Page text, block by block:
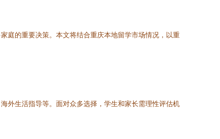
庭的重要决策。本文将结合重庆本地留学市场情况，以重
外生活指导等。面对众多选择，学生和家长需理性评估机